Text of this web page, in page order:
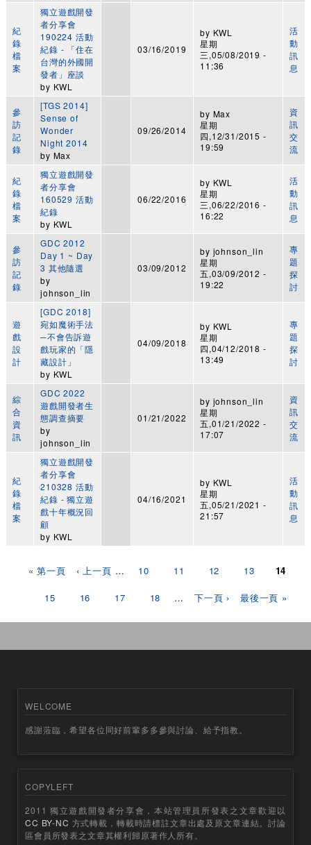
紀
錄
檔
案
獨立遊戲開發
者分享會
190224 活動
紀錄 - 「住在
台灣的外國開
發者」座談
by KWL
03/16/2019
by KWL
星期
三,05/08/2019 -
11:36
活
動
訊
息
參
訪
記
錄
[TGS 2014]
Sense of
Wonder
Night 2014
by Max
09/26/2014
by Max
星期
四,12/31/2015 -
19:59
資
訊
交
流
紀
錄
檔
案
獨立遊戲開發
者分享會
160529 活動
紀錄
by KWL
06/22/2016
by KWL
星期
三,06/22/2016 -
16:22
活
動
訊
息
參
訪
記
錄
GDC 2012
Day 1 ~ Day
3 其他隨選
by
johnson_lin
03/09/2012
by johnson_lin
星期
五,03/09/2012 -
19:22
專
題
探
討
遊
戲
設
計
[GDC 2018]
宛如魔術手法
─不會告訴遊
戲玩家的「隱
藏設計」
by KWL
04/09/2018
by KWL
星期
四,04/12/2018 -
13:49
專
題
探
討
綜
合
資
訊
GDC 2022
遊戲開發者生
態調查摘要
by
johnson_lin
01/21/2022
by johnson_lin
星期
五,01/21/2022 -
17:07
資
訊
交
流
紀
錄
檔
案
獨立遊戲開發
者分享會
210328 活動
紀錄 - 獨立遊
戲十年概況回
顧
by KWL
04/16/2021
by KWL
星期
五,05/21/2021 -
21:57
活
動
訊
息
« 第一頁 ‹ 上一頁 … 10 11 12 13 14
15 16 17 18 … 下一頁 › 最後一頁 »
WELCOME
感謝蒞臨，希望各位同好前輩多多參與討論、給予指教。
COPYLEFT
2011 獨立遊戲開發者分享會，本站管理員所發表之文章歡迎以
CC BY-NC 方式轉載，轉載時請標註文章出處及原文章連結。討論
區會員所發表之文章其權利歸原著作人所有。